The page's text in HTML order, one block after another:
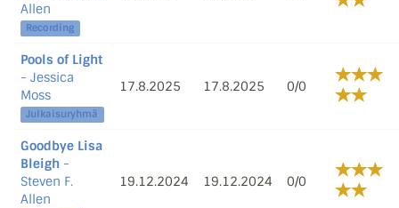
Allen
Recording
Pools of Light
- Jessica
Moss
Julkaisuryhmä
17.8.2025 17.8.2025 0/0
Goodbye Lisa
Bleigh -
Steven F.
Allen
19.12.2024 19.12.2024 0/0